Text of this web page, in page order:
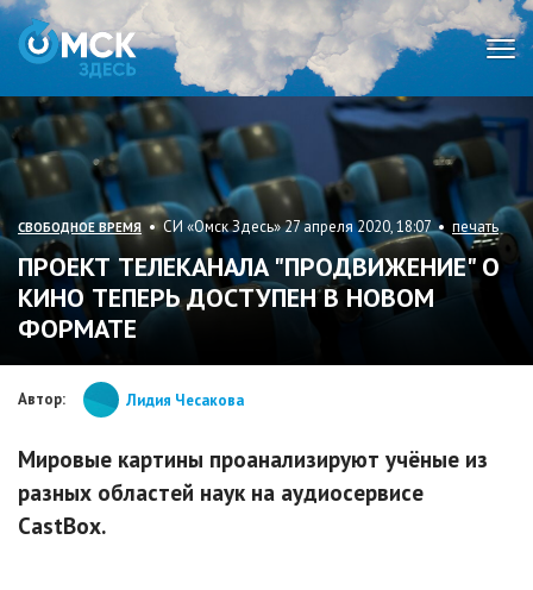
СВОБОДНОЕ ВРЕМЯ • СИ «Омск Здесь» 27 апреля 2020, 18:07 • печать
ПРОЕКТ ТЕЛЕКАНАЛА "ПРОДВИЖЕНИЕ" О
КИНО ТЕПЕРЬ ДОСТУПЕН В НОВОМ
ФОРМАТЕ
Автор: Лидия Чесакова
Мировые картины проанализируют учёные из
разных областей наук на аудиосервисе
CastBox.